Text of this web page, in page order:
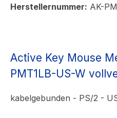
Herstellernummer: AK-
Active Key Mouse
PMT1LB-US-W
kabelgebunden - PS/2 -